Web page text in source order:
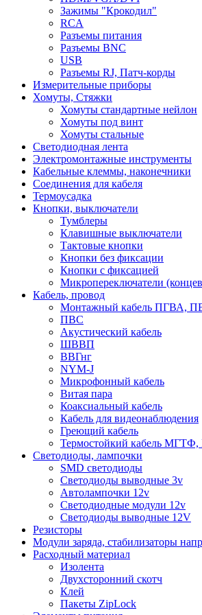
Зажимы "Крокодил"
RCA
Разъемы питания
Разъемы BNC
USB
Разъемы RJ, Патч-корды
Измерительные приборы
Хомуты, Стяжки
Хомуты стандартные нейлон
Хомуты под винт
Хомуты стальные
Светодиодная лента
Электромонтажные инструменты
Кабельные клеммы, наконечники
Соединения для кабеля
Термоусадка
Кнопки, выключатели
Тумблеры
Клавишные выключатели
Тактовые кнопки
Кнопки без фиксации
Кнопки с фиксацией
Микропереключатели
Кабель, провод
Монтажный кабель ПГВА,
ПВС
Акустический кабель
ШВВП
ВВГнг
NYM-J
Микрофонный кабель
Витая пара
Коаксиальный кабель
Кабель для видеонаблюдения
Греющий кабель
Термостойкий кабель
Светодиоды, лампочки
SMD светодиоды
Светодиоды выводные 3v
Автолампочки 12v
Светодиодные модули 12v
Светодиоды выводные 12V
Резисторы
Модули заряда, стабилизаторы
Расходный материал
Изолента
Двухсторонний скотч
Клей
Пакеты ZipLock